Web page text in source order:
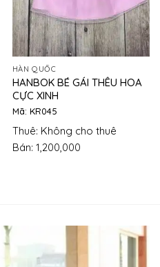
HÀN QUỐC
HANBOK BÉ GÁI THÊU HOA
CỰC XINH
Mã: KR045
Thuê: Không cho thuê
Bán: 1,200,000